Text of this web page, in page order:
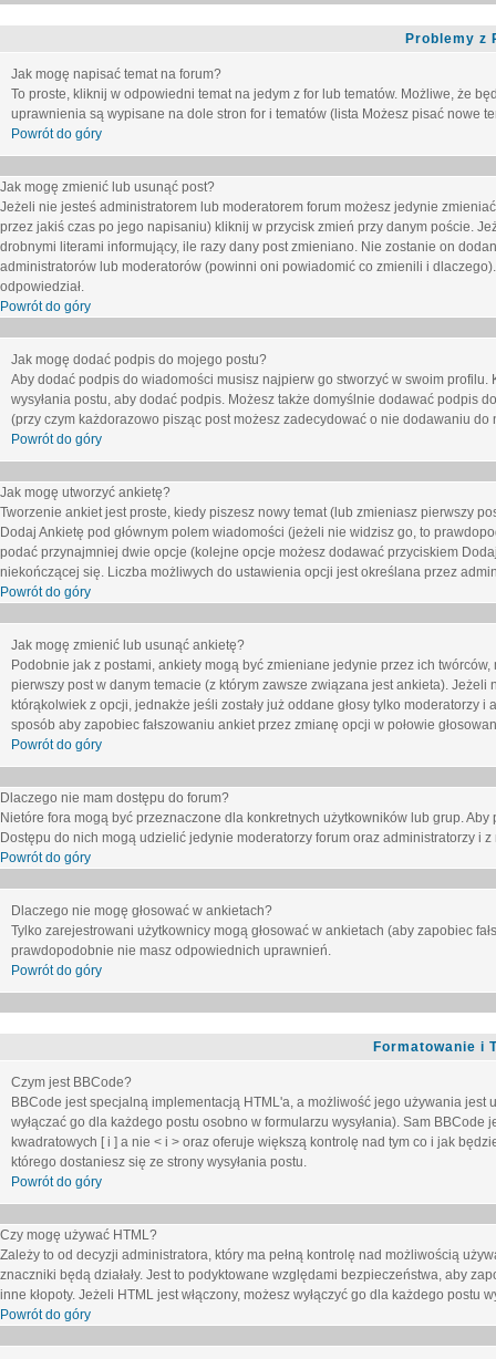
Problemy z
Jak mogę napisać temat na forum?
To proste, kliknij w odpowiedni temat na jedym z for lub tematów. Możliwe, że
uprawnienia są wypisane na dole stron for i tematów (lista Możesz pisać nowe
Powrót do góry
Jak mogę zmienić lub usunąć post?
Jeżeli nie jesteś administratorem lub moderatorem forum możesz jedynie
przez jakiś czas po jego napisaniu) kliknij w przycisk zmień przy danym poście.
drobnymi literami informujący, ile razy dany post zmieniano. Nie zostanie on
administratorów lub moderatorów (powinni oni powiadomić co zmienili i
odpowiedział.
Powrót do góry
Jak mogę dodać podpis do mojego postu?
Aby dodać podpis do wiadomości musisz najpierw go stworzyć w swoim
wysyłania postu, aby dodać podpis. Możesz także domyślnie dodawać podpis
(przy czym każdorazowo pisząc post możesz zadecydować o nie dodawaniu
Powrót do góry
Jak mogę utworzyć ankietę?
Tworzenie ankiet jest proste, kiedy piszesz nowy temat (lub zmieniasz pierwszy
Dodaj Ankietę pod głównym polem wiadomości (jeżeli nie widzisz go, to
podać przynajmniej dwie opcje (kolejne opcje możesz dodawać przyciskiem
niekończącej się. Liczba możliwych do ustawienia opcji jest określana przez
Powrót do góry
Jak mogę zmienić lub usunąć ankietę?
Podobnie jak z postami, ankiety mogą być zmieniane jedynie przez ich
pierwszy post w danym temacie (z którym zawsze związana jest ankieta).
którąkolwiek z opcji, jednakże jeśli zostały już oddane głosy tylko
sposób aby zapobiec fałszowaniu ankiet przez zmianę opcji w połowie
Powrót do góry
Dlaczego nie mam dostępu do forum?
Nietóre fora mogą być przeznaczone dla konkretnych użytkowników lub grup.
Dostępu do nich mogą udzielić jedynie moderatorzy forum oraz administratorzy i
Powrót do góry
Dlaczego nie mogę głosować w ankietach?
Tylko zarejestrowani użytkownicy mogą głosować w ankietach (aby zapobiec
prawdopodobnie nie masz odpowiednich uprawnień.
Powrót do góry
Formatowanie i
Czym jest BBCode?
BBCode jest specjalną implementacją HTML'a, a możliwość jego używania
wyłączać go dla każdego postu osobno w formularzu wysyłania). Sam
kwadratowych [ i ] a nie < i > oraz oferuje większą kontrolę nad tym co i jak
którego dostaniesz się ze strony wysyłania postu.
Powrót do góry
Czy mogę używać HTML?
Zależy to od decyzji administratora, który ma pełną kontrolę nad możliwością
znaczniki będą działały. Jest to podyktowane względami bezpieczeństwa, aby
inne kłopoty. Jeżeli HTML jest włączony, możesz wyłączyć go dla każdego
Powrót do góry